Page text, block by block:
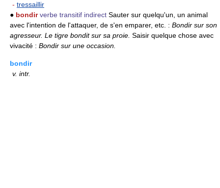
- tressaillir
● bondir verbe transitif indirect Sauter sur quelqu'un, un animal
avec l'intention de l'attaquer, de s'en emparer, etc. : Bondir sur son
agresseur. Le tigre bondit sur sa proie. Saisir quelque chose avec
vivacité : Bondir sur une occasion.
bondir
v. intr.